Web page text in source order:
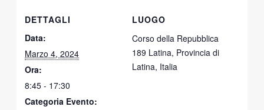
DETTAGLI
Data:
Marzo 4, 2024
Ora:
8:45 - 17:30
Categoria Evento:
LUOGO
Corso della Repubblica
189 Latina, Provincia di
Latina, Italia